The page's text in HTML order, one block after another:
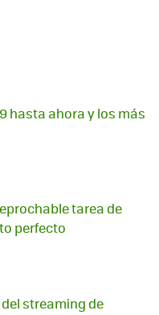
hasta ahora y los más
tarea de
perfecto
streaming de